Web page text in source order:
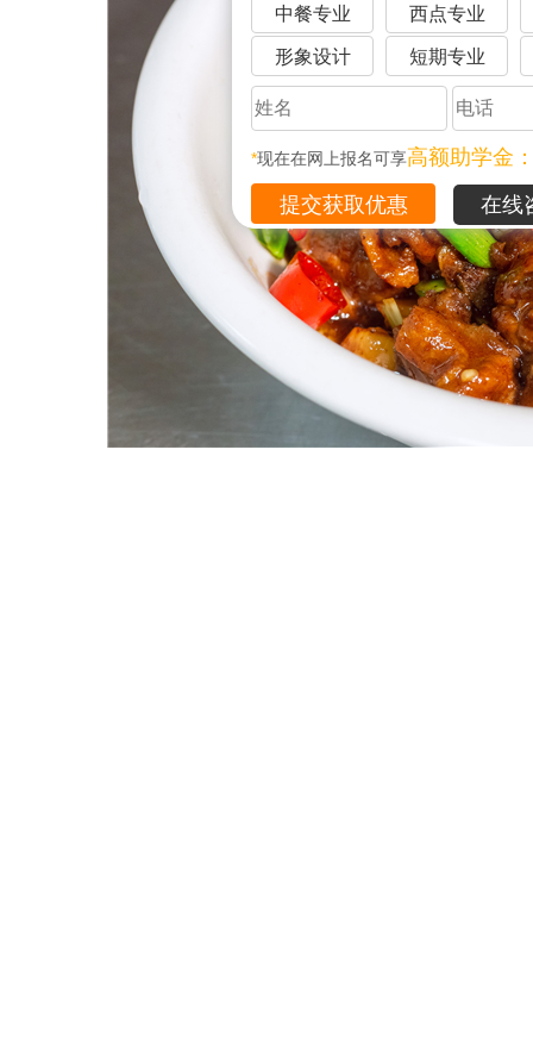
中餐专业 西点专业
形象设计 短期专业
*现在在网上报名可享高额助学金
在线